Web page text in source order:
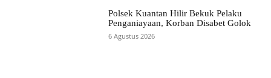
Polsek Kuantan Hilir Bekuk Pelaku
Penganiayaan, Korban Disabet Golok
6 Agustus 2026